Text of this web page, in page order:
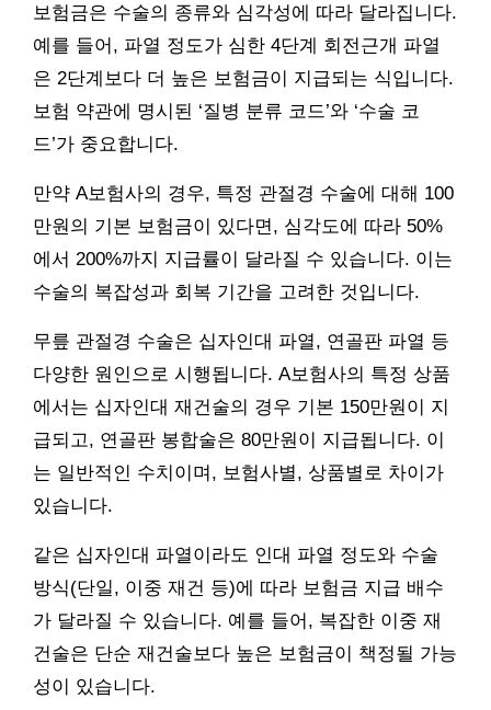
보험금은 수술의 종류와 심각성에 따라 달라집니다.
예를 들어, 파열 정도가 심한 4단계 회전근개 파열
은 2단계보다 더 높은 보험금이 지급되는 식입니다.
보험 약관에 명시된 ‘질병 분류 코드’와 ‘수술 코
드’가 중요합니다.
만약 A보험사의 경우, 특정 관절경 수술에 대해 100
만원의 기본 보험금이 있다면, 심각도에 따라 50%
에서 200%까지 지급률이 달라질 수 있습니다. 이는
수술의 복잡성과 회복 기간을 고려한 것입니다.
무릎 관절경 수술은 십자인대 파열, 연골판 파열 등
다양한 원인으로 시행됩니다. A보험사의 특정 상품
에서는 십자인대 재건술의 경우 기본 150만원이 지
급되고, 연골판 봉합술은 80만원이 지급됩니다. 이
는 일반적인 수치이며, 보험사별, 상품별로 차이가
있습니다.
같은 십자인대 파열이라도 인대 파열 정도와 수술
방식(단일, 이중 재건 등)에 따라 보험금 지급 배수
가 달라질 수 있습니다. 예를 들어, 복잡한 이중 재
건술은 단순 재건술보다 높은 보험금이 책정될 가능
성이 있습니다.